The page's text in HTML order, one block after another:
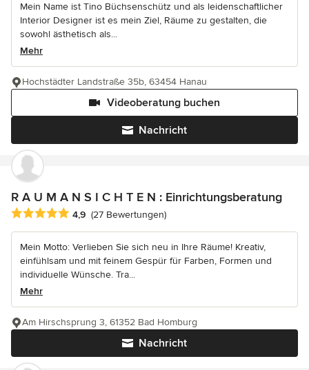
Mein Name ist Tino Büchsenschütz und als leidenschaftlicher
Interior Designer ist es mein Ziel, Räume zu gestalten, die
sowohl ästhetisch als...
Mehr
Nachricht
Videoberatung buchen
Hochstädter Landstraße 35b, 63454 Hanau
R A U M A N S I C H T E N : Einrichtungsberatung
Durchschnittliche Bewertung: 4.9 von 5 Sternen
4,9 (27 Bewertungen)
Mein Motto: Verlieben Sie sich neu in Ihre Räume! Kreativ,
einfühlsam und mit feinem Gespür für Farben, Formen und
individuelle Wünsche. Tra...
Mehr
Nachricht
Am Hirschsprung 3, 61352 Bad Homburg